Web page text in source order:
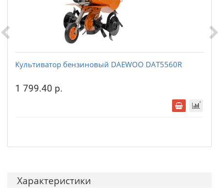
Культиватор бензиновый DAEWOO DAT5560R
1 799.40 р.
Характеристики